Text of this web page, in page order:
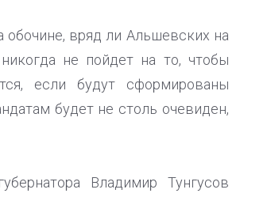
обочине, вряд ли Альшевских на
не пойдет на то, чтобы
если будут сформированы
будет не столь очевиден,
Владимир Тунгусов